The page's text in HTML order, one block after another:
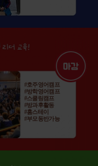
#호주영어캠프
#방학영어캠프
#스쿨링캠프
#방과후활동
#홈스테이
#부모동반가능